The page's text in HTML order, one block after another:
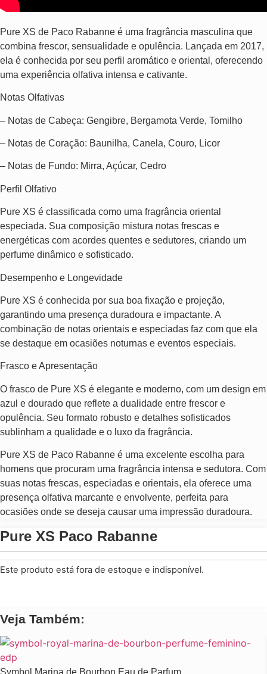
Pure XS de Paco Rabanne é uma fragrância masculina que
combina frescor, sensualidade e opulência. Lançada em 2017,
ela é conhecida por seu perfil aromático e oriental, oferecendo
uma experiência olfativa intensa e cativante.
Notas Olfativas
– Notas de Cabeça: Gengibre, Bergamota Verde, Tomilho
– Notas de Coração: Baunilha, Canela, Couro, Licor
– Notas de Fundo: Mirra, Açúcar, Cedro
Perfil Olfativo
Pure XS é classificada como uma fragrância oriental
especiada. Sua composição mistura notas frescas e
energéticas com acordes quentes e sedutores, criando um
perfume dinâmico e sofisticado.
Desempenho e Longevidade
Pure XS é conhecida por sua boa fixação e projeção,
garantindo uma presença duradoura e impactante. A
combinação de notas orientais e especiadas faz com que ela
se destaque em ocasiões noturnas e eventos especiais.
Frasco e Apresentação
O frasco de Pure XS é elegante e moderno, com um design em
azul e dourado que reflete a dualidade entre frescor e
opulência. Seu formato robusto e detalhes sofisticados
sublinham a qualidade e o luxo da fragrância.
Pure XS de Paco Rabanne é uma excelente escolha para
homens que procuram uma fragrância intensa e sedutora. Com
suas notas frescas, especiadas e orientais, ela oferece uma
presença olfativa marcante e envolvente, perfeita para
ocasiões onde se deseja causar uma impressão duradoura.
Pure XS Paco Rabanne
Este produto está fora de estoque e indisponível.
Veja Também: